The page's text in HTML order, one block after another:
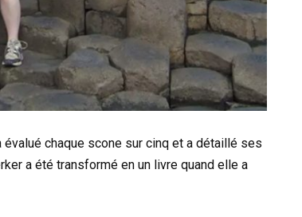
évalué chaque scone sur cinq et a détaillé ses
a été transformé en un livre quand elle a